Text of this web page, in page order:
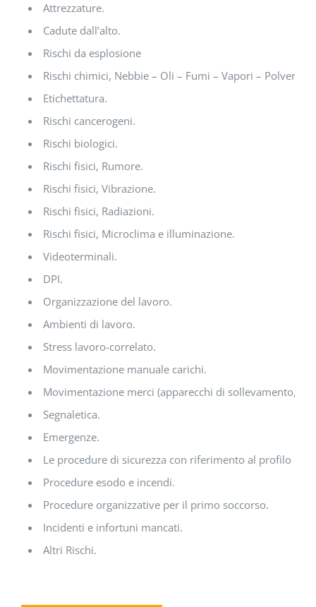
Attrezzature.
Cadute dall’alto.
Rischi da esplosione
Rischi chimici, Nebbie – Oli – Fumi – Vapori – Polveri.
Etichettatura.
Rischi cancerogeni.
Rischi biologici.
Rischi fisici, Rumore.
Rischi fisici, Vibrazione.
Rischi fisici, Radiazioni.
Rischi fisici, Microclima e illuminazione.
Videoterminali.
DPI.
Organizzazione del lavoro.
Ambienti di lavoro.
Stress lavoro-correlato.
Movimentazione manuale carichi.
Movimentazione merci (apparecchi di sollevamento,
Segnaletica.
Emergenze.
Le procedure di sicurezza con riferimento al profilo di
Procedure esodo e incendi.
Procedure organizzative per il primo soccorso.
Incidenti e infortuni mancati.
Altri Rischi.